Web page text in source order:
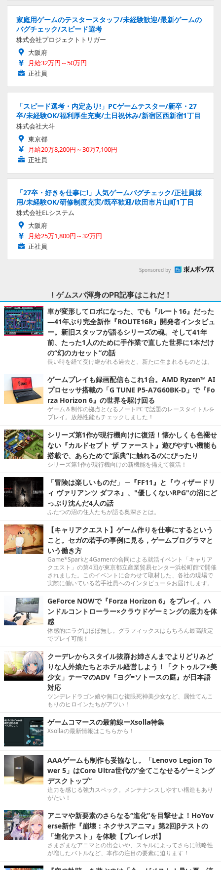
家庭用ゲームのテスタースタッフ/未経験歓迎/最新ゲームの
バグチェック/スピード選考
株式会社プロジェクトトリガー
大阪府
月給32万円～50万円
正社員
「スピード選考・内定あり!」PCゲームテスター/新卒・27
卒/未経験OK/福利厚生充実/土日祝休み/新宿区西新宿1丁目
株式会社大斗
東京都
月給20万8,200円～30万7,100円
正社員
「27卒・好きを仕事に!」人気ゲームバグチェック/正社員採
用/未経験OK/研修制度充実/既卒歓迎/吹田市片山町1丁目
株式会社ELシステム
大阪府
月給25万1,800円～32万円
正社員
Sponsored by
！ゲムスパ渾身のPR記事はこれだ！
車が変形してロボになった、でも『ルート16』だった
―41年ぶり完全新作『ROUTE16R』開発者インタビュ
ー。新旧スタッフが語るシリーズの魂。そして41年
前、たった1人のために手作業で直した世界に1本だけ
の“幻のカセット”の話
長い時を経て受け継がれる過去と、新たに生まれるものとは。
ゲームプレイも録画配信もこれ1台。AMD Ryzen™ AI
プロセッサ搭載の「G TUNE P5-A7G60BK-D」で『Fo
rza Horizon 6』の世界を駆け回る
ゲーム＆制作の拠点となるノートPCで話題のレースタイトルを
プレイ。放熱性能もチェックしました！
シリーズ第1作が現行機向けに復活！懐かしくも色褪せ
ない『カルドセプト ザ ファースト』遊びやすい機能も
搭載で、あらためて“原典”に触れるのにぴったり
シリーズ第1作が現行機向けの新機能を備えて復活！
「冒険は楽しいものだ」 ─『FF11』と『ウィザードリ
ィ ヴァリアンツ ダフネ』、"優しくないRPG"の沼にど
っぷり沈んだ4人の話
ふたつの沼の住人たちが語る奥深さとは。
【キャリアクエスト】ゲーム作りを仕事にするという
こと。セガの若手の事例に見る，ゲームプログラマと
いう働き方
Game*Sparkと4Gamerの合同による就活イベント「キャリア
クエスト」の第4回が東京都立産業貿易センター浜松町館で開催
されました。このイベントに合わせて取材した、各社の現場で
実際に働いている若手社員へのインタビューをお届けします。
GeForce NOWで『Forza Horizon 6』をプレイ。ハ
ンドルコントローラー×クラウドゲーミングの底力を体
感
体感的にラグはほぼ無し。グラフィックスはもちろん最高設定
でプレイ可能！
クーデレからスタイル抜群お姉さんまでよりどりみど
りな人外娘たちとホテル経営しよう！「クトゥルフ×美
少女」テーマのADV『ヨグ=ソトースの庭』が日本語
対応
ツンデレドラゴン娘や無口な複眼死神美少女など、属性てんこ
もりのヒロインたちがアツい！
ゲームコマースの最前線ーXsolla特集
Xsollaの最新情報はこちらから！
AAAゲームも制作も妥協なし。「Lenovo Legion To
wer 5」はCore Ultra世代の“全てこなせるゲーミング
デスクトップ”
迫力を感じる強力スペック。メンテナンスしやすい構造もあり
がたい！
アニマや新要素のさらなる“進化”を目撃せよ！HoYov
erse新作『崩壊：ネクサスアニマ』第2回βテストの
「進化テスト」を体験【プレイレポ】
さまざまなアニマとの出会いや、スキルによってさらに戦略性
が増したバトルなど、本作の注目の要素に迫ります！